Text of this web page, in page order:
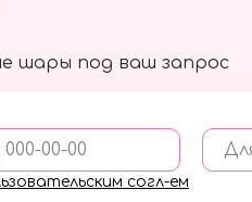
шары под ваш запрос
согл-ем